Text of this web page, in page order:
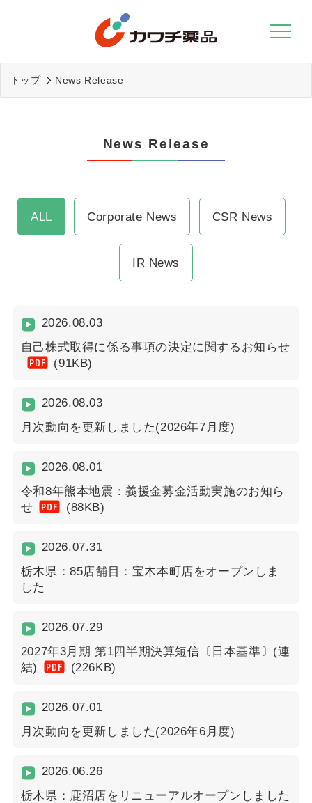
トップ News Release
News Release
ALL Corporate News CSR News
IR News
2026.08.03
自己株式取得に係る事項の決定に関するお知らせ
PDF (91KB)
2026.08.03
月次動向を更新しました(2026年7月度)
2026.08.01
令和8年熊本地震：義援金募金活動実施のお知ら
せ
PDF (88KB)
2026.07.31
栃木県：85店舗目：宝木本町店をオープンしま
した
2026.07.29
2027年3月期 第1四半期決算短信〔日本基準〕(連
結)
PDF (226KB)
2026.07.01
月次動向を更新しました(2026年6月度)
2026.06.26
栃木県：鹿沼店をリニューアルオープンしました